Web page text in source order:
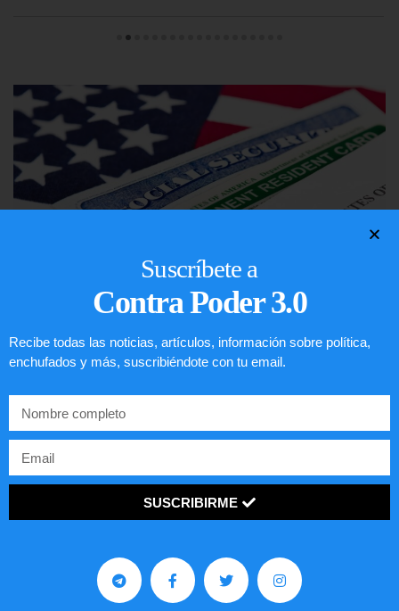
Lotería de visa de EEUU
LEER ARTÍCULO...
Suscríbete a
Contra Poder 3.0
Recibe todas las noticias, artículos, información sobre política,
enchufados y más, suscribiéndote con tu email.
SUSCRIBIRME